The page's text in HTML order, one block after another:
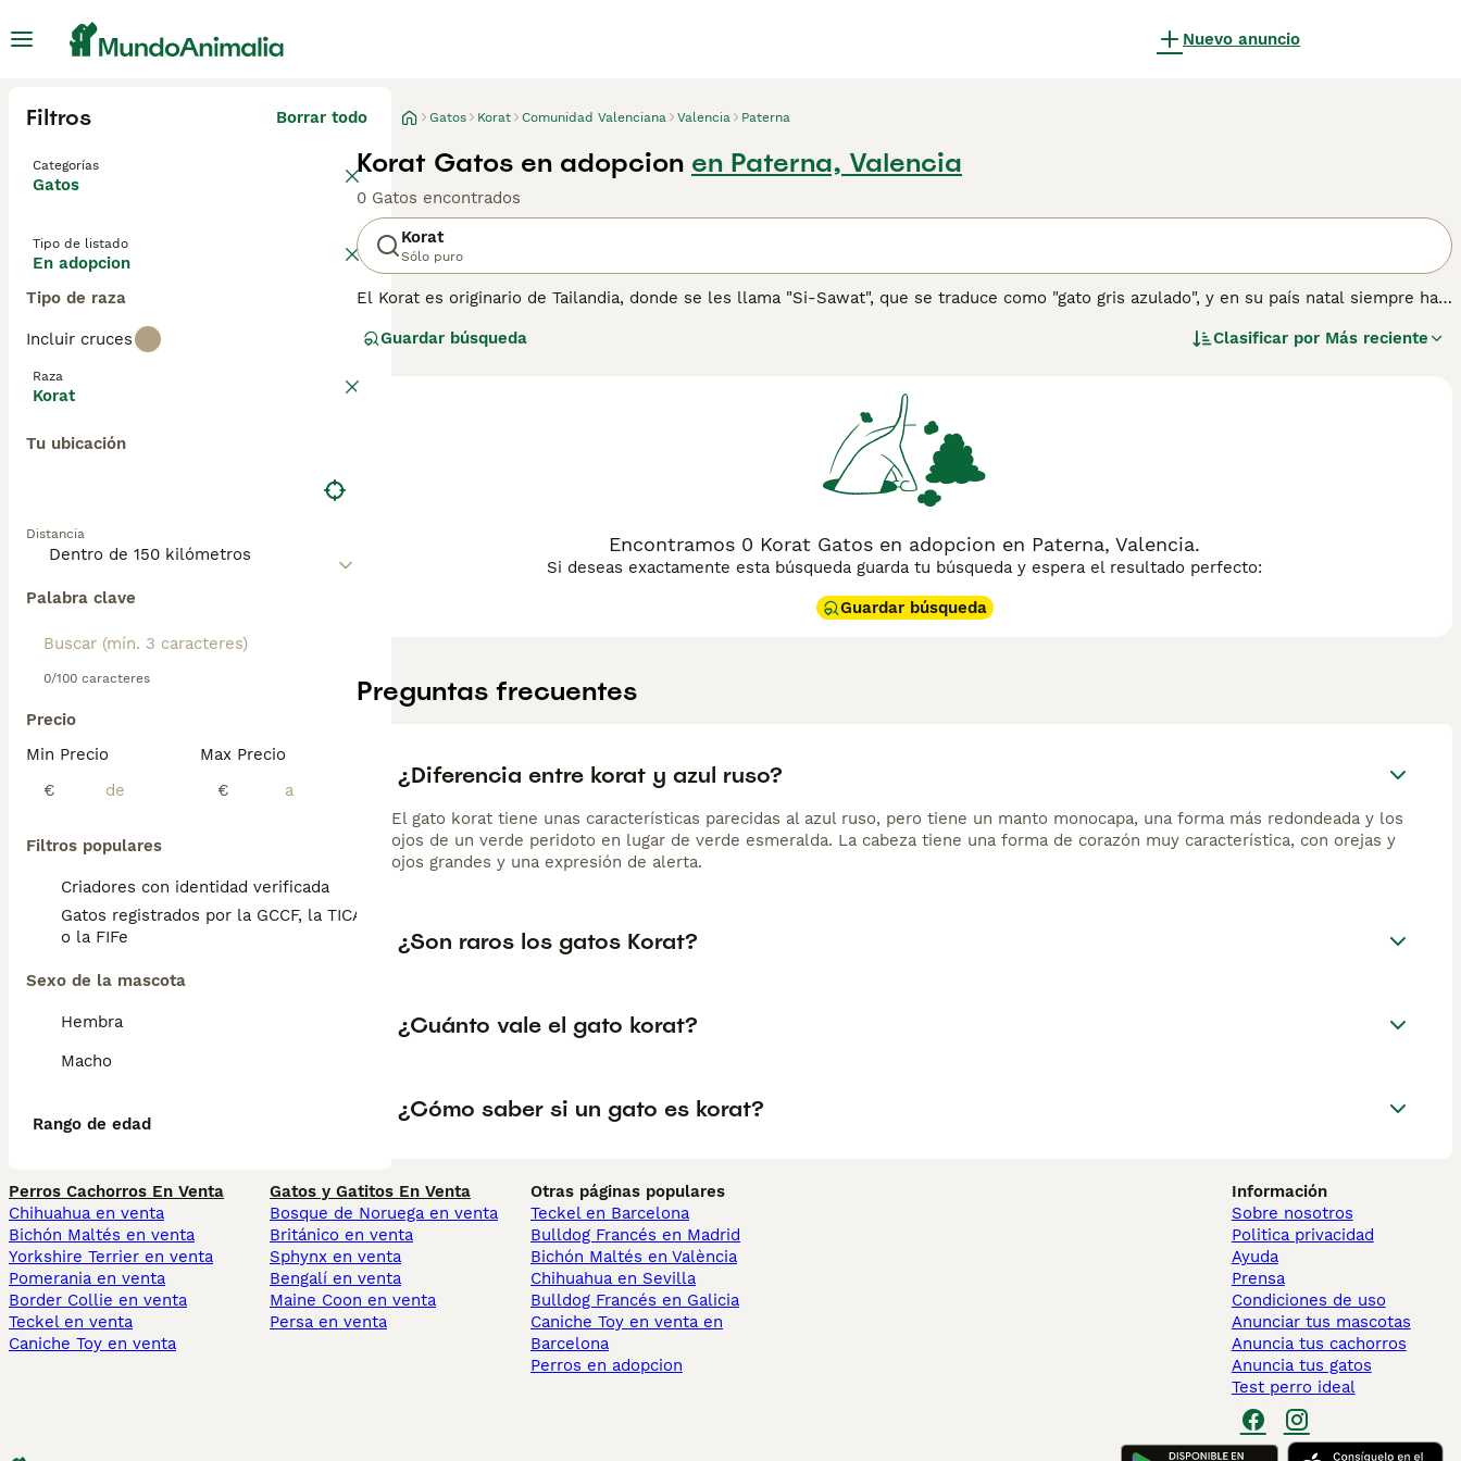
Nuevo anuncio
Filtros Borrar todo
Categorías
Gatos
Tipo de listado
En adopcion
Tipo de raza
Incluir cruces
Raza
Korat
Tu ubicación
Distancia
Palabra clave
0/100 caracteres
Precio
Min Precio
€
Max Precio
€
Filtros populares
Criadores con identidad verificada
Gatos registrados por la GCCF, la TICA
o la FIFe
Sexo de la mascota
Hembra
Macho
Rango de edad
Gatos Korat Comunidad Valenciana Valencia Paterna
Korat Gatos en adopcion en Paterna, Valencia
0 Gatos encontrados
Korat
Sólo puro
El Korat es originario de Tailandia, donde se les llama "Si-Sawat", que se traduce como "gato gris azulado", y en su país natal siempre han
Korat debe registrar su interés con los criadores y ponerse en una lista de espera para disfrutar de un gato tan llamativo, leal y cariñoso.
Lee nuestra
Guardar búsqueda Clasificar por Más reciente
Encontramos 0 Korat Gatos en adopcion en Paterna, Valencia.
Si deseas exactamente esta búsqueda guarda tu búsqueda y espera el resultado perfecto:
Guardar búsqueda
Preguntas frecuentes
¿Diferencia entre korat y azul ruso?
El gato korat tiene unas características parecidas al azul ruso, pero tiene un manto monocapa, una forma más redondeada y los
ojos de un verde peridoto en lugar de verde esmeralda. La cabeza tiene una forma de corazón muy característica, con orejas y
ojos grandes y una expresión de alerta.
¿Son raros los gatos Korat?
¿Cuánto vale el gato korat?
¿Cómo saber si un gato es korat?
Perros Cachorros En Venta
Chihuahua en venta
Bichón Maltés en venta
Yorkshire Terrier en venta
Pomerania en venta
Border Collie en venta
Teckel en venta
Caniche Toy en venta
Gatos y Gatitos En Venta
Bosque de Noruega en venta
Británico en venta
Sphynx en venta
Bengalí en venta
Maine Coon en venta
Persa en venta
Otras páginas populares
Teckel en Barcelona
Bulldog Francés en Madrid
Bichón Maltés en València
Chihuahua en Sevilla
Bulldog Francés en Galicia
Caniche Toy en venta en
Barcelona
Perros en adopcion
Información
Sobre nosotros
Politica privacidad
Ayuda
Prensa
Condiciones de uso
Anunciar tus mascotas
Anuncia tus cachorros
Anuncia tus gatos
Test perro ideal